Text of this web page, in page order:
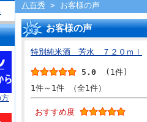
八百秀 > お客様の声
お客様の声
特別純米酒 芳水 ７２０ｍｌ
5.0
(1件)
1件～1件 （全1件）
おすすめ度